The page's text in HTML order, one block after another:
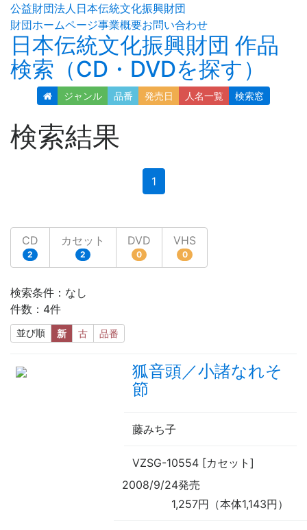
公益財団法人日本伝統文化振興財団
財団ホームページ事業概要お問い合わせ
日本伝統文化振興財団 作品
検索（CD・DVDを探す）
ジャンル 品番 発売日 人名一覧 検索窓
検索結果
1(current)
CD
2
カセット
2
DVD
0
VHS
0
検索条件：なし
件数：4件
並び順 新 古 品番
狐音頭／小諸なれそ
節
藤みち子
VZSG-10554 [カセット]
2008/9/24発売
1,257円（本体1,143円）